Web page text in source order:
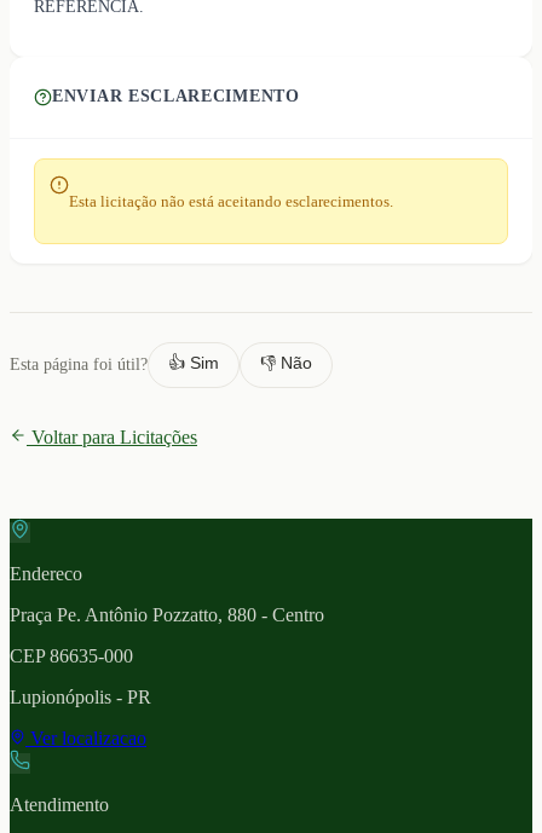
REFERÊNCIA.
ENVIAR ESCLARECIMENTO
Esta licitação não está aceitando esclarecimentos.
Esta página foi útil? 👍 Sim 👎 Não
Voltar para Licitações
Endereco
Praça Pe. Antônio Pozzatto, 880 - Centro
CEP86635-000
Lupionópolis - PR
Ver localizacao
Atendimento